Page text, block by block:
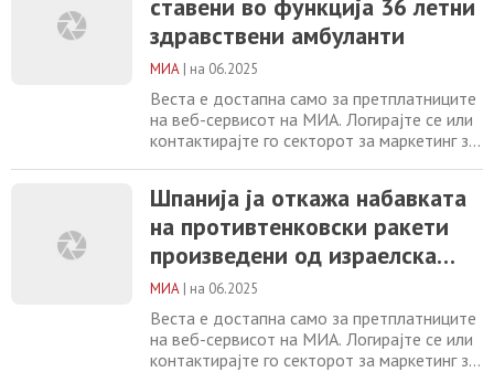
информација за природата на инцидентот
сè уште нема, на социјалните мрежи се
шират снимки и сведоштва за силни
детонации и состојба на паника меѓу
ставени во функција 36 летни
здравствени амбуланти
МИА | на 06.2025
Веста е достапна само за претплатниците
на веб-сервисот на МИА. Логирајте се или
контактирајте го секторот за маркетинг за
набавката на противтенковски ракети
произведени од израелска компанија
Привремено суспендиран цивилниот
поморски сообраќај околу Севастопол ЕУ и
САД разговараа
Шпанија ја откажа набавката
на противтенковски ракети
произведени од израелска
компанија
МИА | на 06.2025
Веста е достапна само за претплатниците
на веб-сервисот на МИА. Логирајте се или
контактирајте го секторот за маркетинг за